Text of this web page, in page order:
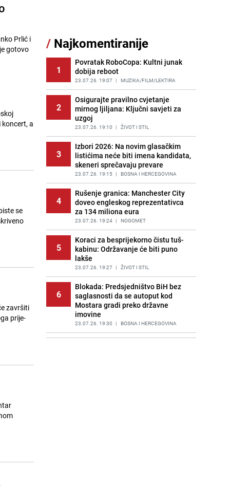
Prlić i
gotovo
koncert, a
se
završiti
PRIJE 2 DANA CRNA HRONIKA
12
Nastavak provokacija: MUP RS
oduzeo zastavu s ljiljanima i
sankcionisao vozača iz Bosanskog
Novog
PRIJE 1 DAN | BOSNA I HERCEGOVINA
Pojavili su vam se mravi u kući? Bez
brige, ovo su najbolji načini da ih se
riješite
PRIJE 2 DANA | ŽIVOT I STIL
Kako izgleda travnjak stadiona
Koševo nakon tri koncerta Dine
Merlina
PRIJE 2 DANA | FOTO
Tajna savršenog makedonskog
ajvara: Stari recept za kremast i
bogat okus
PRIJE 1 DAN | RECEPTI
/ Najkomentiranije
1
Povratak RoboCopa: Kultni junak
dobija reboot
23.07.26. 19:07 | MUZIKA/FILM/LEKTIRA
2
Osigurajte pravilno cvjetanje
mirnog ljiljana: Ključni savjeti za
uzgoj
23.07.26. 19:10 | ŽIVOT I STIL
3
Izbori 2026: Na novim glasačkim
listićima neće biti imena kandidata,
skeneri sprečavaju prevare
23.07.26. 19:15 | BOSNA I HERCEGOVINA
4
Rušenje granica: Manchester City
doveo engleskog reprezentativca
za 134 miliona eura
23.07.26. 19:24 | NOGOMET
5
Koraci za besprijekorno čistu tuš-
kabinu: Održavanje će biti puno
lakše
23.07.26. 19:27 | ŽIVOT I STIL
6
Blokada: Predsjedništvo BiH bez
saglasnosti da se autoput kod
Mostara gradi preko državne
imovine
23.07.26. 19:30 | BOSNA I HERCEGOVINA